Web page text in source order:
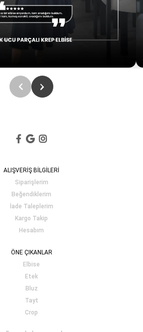
ALIŞVERİŞ BİLGİLERİ
Siparişlerim
Beğendiklerim
İade Taleplerim
Kargo Takip
Hesabım
ÖNE ÇIKANLAR
Elbise
Etek
Bluz
Tayt
Crop